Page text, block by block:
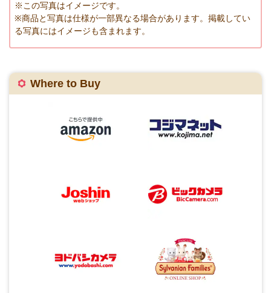
※この写真はイメージです。
※商品と写真は仕様が一部異なる場合があります。掲載してい
る写真にはイメージも含まれます。
Where to Buy